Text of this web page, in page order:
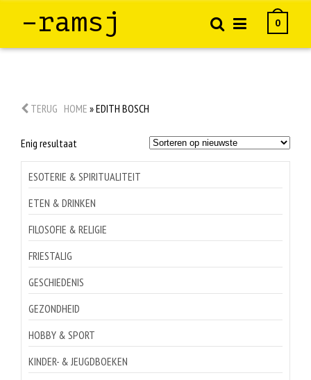
–ramsj 0
TERUG HOME »EDITH BOSCH
Enig resultaat
ESOTERIE & SPIRITUALITEIT
ETEN & DRINKEN
FILOSOFIE & RELIGIE
FRIESTALIG
GESCHIEDENIS
GEZONDHEID
HOBBY & SPORT
KINDER- & JEUGDBOEKEN